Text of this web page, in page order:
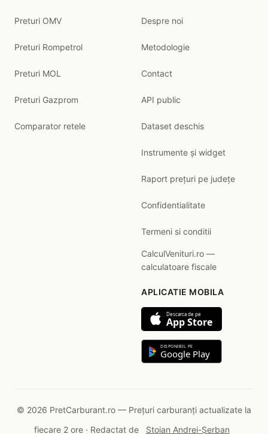
Preturi OMV
Preturi Rompetrol
Preturi MOL
Preturi Gazprom
Comparator retele
Despre noi
Metodologie
Contact
API public
Dataset deschis
Instrumente și widget
Raport prețuri pe județe
Confidentialitate
Termeni si conditii
CalculVenituri.ro —
calculatoare fiscale
APLICATIE MOBILA
Descarca de pe
App Store
DISPONIBIL PE
Google Play
© 2026 PretCarburant.ro — Prețuri carburanți actualizate la
fiecare 2 ore · Redactat de
Stoian Andrei-Șerban